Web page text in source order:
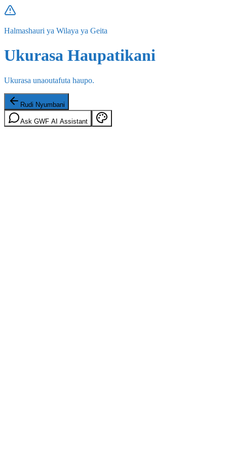
Halmashauri ya Wilaya ya Geita
Ukurasa Haupatikani
Ukurasa unaoutafuta haupo.
Rudi Nyumbani
Ask GWF AI Assistant